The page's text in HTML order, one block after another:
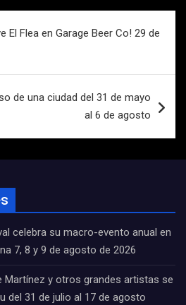
El Flea en Garage Beer Co! 29 de
de una ciudad del 31 de mayo
al 6 de agosto
celebra su macro-evento anual en
7, 8 y 9 de agosto de 2026
Martínez y otros grandes artistas se
del 31 de julio al 17 de agosto